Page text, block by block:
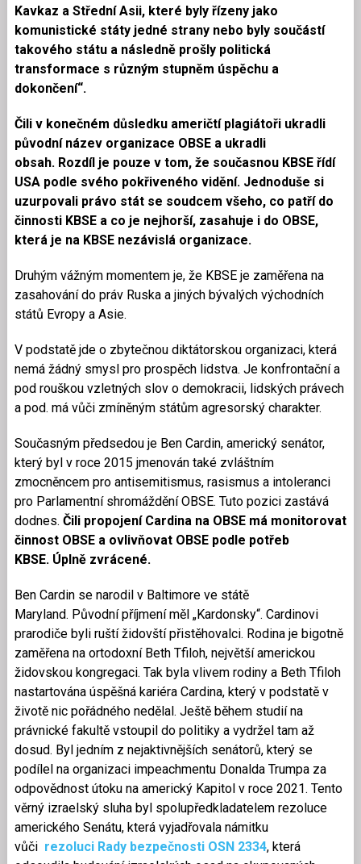
Kavkaz a Střední Asii, které byly řízeny jako
komunistické státy jedné strany nebo byly součástí
takového státu a následně prošly politická
transformace s různým stupněm úspěchu a
dokončení“.
Čili v konečném důsledku američtí plagiátoři ukradli
původní název organizace OBSE a ukradli
obsah. Rozdíl je pouze v tom, že současnou KBSE řídí
USA podle svého pokřiveného vidění. Jednoduše si
uzurpovali právo stát se soudcem všeho, co patří do
činnosti KBSE a co je nejhorší, zasahuje i do OBSE,
která je na KBSE nezávislá organizace.
Druhým vážným momentem je, že KBSE je zaměřena na
zasahování do práv Ruska a jiných bývalých východních
států Evropy a Asie.
V podstatě jde o zbytečnou diktátorskou organizaci, která
nemá žádný smysl pro prospěch lidstva. Je konfrontační a
pod rouškou vzletných slov o demokracii, lidských právech
a pod. má vůči zmíněným státům agresorský charakter.
Současným předsedou je Ben Cardin, americký senátor,
který byl v roce 2015 jmenován také zvláštním
zmocněncem pro antisemitismus, rasismus a intoleranci
pro Parlamentní shromáždění OBSE. Tuto pozici zastává
dodnes. Čili propojení Cardina na OBSE má monitorovat
činnost OBSE a ovlivňovat OBSE podle potřeb
KBSE. Úplně zvrácené.
Ben Cardin se narodil v Baltimore ve státě
Maryland. Původní příjmení měl „Kardonsky“. Cardinovi
prarodiče byli ruští židovští přistěhovalci. Rodina je bigotně
zaměřena na ortodoxní Beth Tfiloh, největší americkou
židovskou kongregaci. Tak byla vlivem rodiny a Beth Tfiloh
nastartována úspěšná kariéra Cardina, který v podstatě v
životě nic pořádného nedělal. Ještě během studií na
právnické fakultě vstoupil do politiky a vydržel tam až
dosud. Byl jedním z nejaktivnějších senátorů, který se
podílel na organizaci impeachmentu Donalda Trumpa za
odpovědnost útoku na americký Kapitol v roce 2021. Tento
věrný izraelský sluha byl spolupředkladatelem rezoluce
amerického Senátu, která vyjadřovala námitku
vůči rezoluci Rady bezpečnosti OSN 2334, která